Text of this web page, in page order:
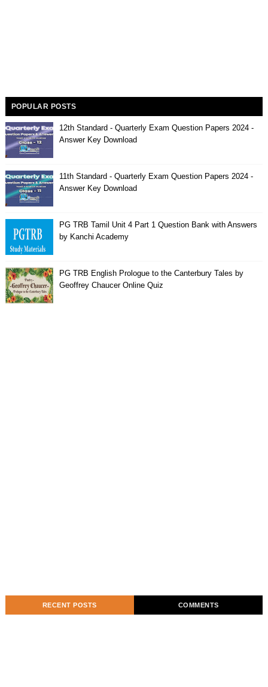
POPULAR POSTS
12th Standard - Quarterly Exam Question Papers 2024 -
Answer Key Download
11th Standard - Quarterly Exam Question Papers 2024 -
Answer Key Download
PG TRB Tamil Unit 4 Part 1 Question Bank with Answers
by Kanchi Academy
PG TRB English Prologue to the Canterbury Tales by
Geoffrey Chaucer Online Quiz
RECENT POSTS COMMENTS